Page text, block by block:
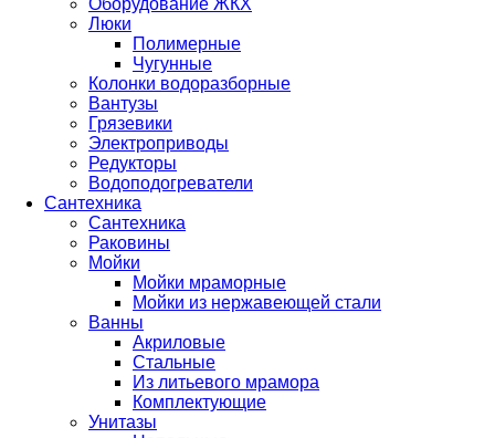
Оборудование ЖКХ
Люки
Полимерные
Чугунные
Колонки водоразборные
Вантузы
Грязевики
Электроприводы
Редукторы
Водоподогреватели
Сантехника
Сантехника
Раковины
Мойки
Мойки мраморные
Мойки из нержавеющей стали
Ванны
Акриловые
Стальные
Из литьевого мрамора
Комплектующие
Унитазы